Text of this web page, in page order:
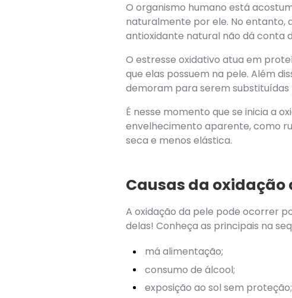
O organismo humano está
naturalmente por ele. No entanto,
antioxidante natural não dá conta
O estresse oxidativo atua em
que elas possuem na pele. Além
demoram para serem substituídas
É nesse momento que se inicia a
envelhecimento aparente, como
seca e menos elástica.
Causas da oxidação
A oxidação da pele pode ocorrer
delas! Conheça as principais na
má alimentação;
consumo de álcool;
exposição ao sol sem proteção;